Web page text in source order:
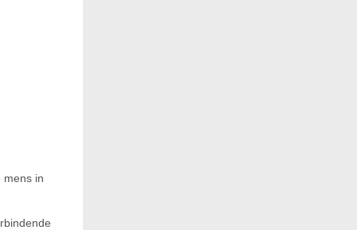
mens in